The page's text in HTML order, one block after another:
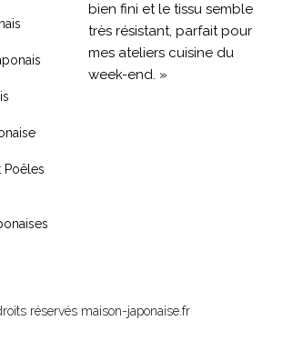
Poêles
bien fini et le tissu semble
très résistant, parfait pour
mes ateliers cuisine du
week-end. »
réservés maison-japonaise.fr